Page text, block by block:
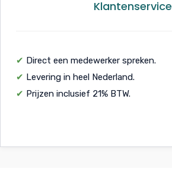
Klantenservice
✔ Direct een medewerker spreken.
✔ Levering in heel Nederland.
✔ Prijzen inclusief 21% BTW.